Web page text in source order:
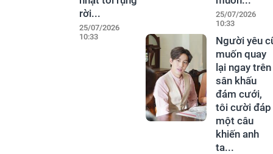
rời...
25/07/2026
10:33
25/07/2026
10:33
Người yêu
muốn quay
lại ngay trên
sân khấu
đám cưới,
tôi cười đáp
một câu
khiến anh
ta...